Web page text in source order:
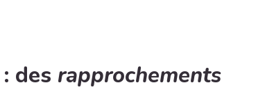
des rapprochements